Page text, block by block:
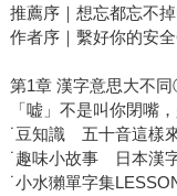
推薦序｜想忘都忘不
作者序｜繫好你的安
第1章 漢字意思大不
「嘘」不是叫你閉嘴
˙豆知識 五十音這樣
˙趣味小故事 日本漢
˙小水獺單字集